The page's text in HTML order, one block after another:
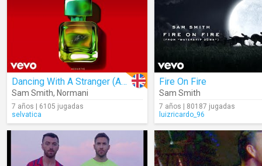
Dancing With A Stranger (Acoustic)
Sam Smith, Normani
7 años | 6105 jugadas
selvatica
Fire On Fire
Sam Smith
7 años | 80187 jugadas
luizricardo_96